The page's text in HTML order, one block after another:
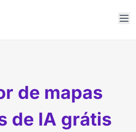
de mapas
de IA grátis